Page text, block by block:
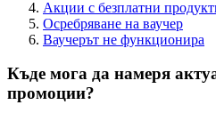
Акции с безплатни
Осребряване на ваучер
Ваучерът не функционира
Къде мога да намеря
промоции?